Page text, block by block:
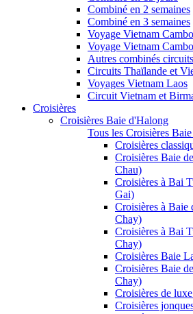
Combiné en 2 semaines
Combiné en 3 semaines
Voyage Vietnam
Voyage Vietnam
Autres combinés circuits
Circuits Thaïlande et
Voyages Vietnam Laos
Circuit Vietnam et
Croisières
Croisières Baie d'Halong
Tous les Croisières
Croisières
Croisières Baie
Chau)
Croisières à Bai
Gai)
Croisières à Baie
Chay)
Croisières à Bai
Chay)
Croisières Baie
Croisières Baie
Chay)
Croisières de
Croisières